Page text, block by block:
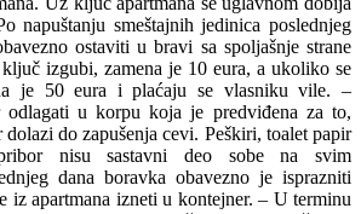
napuštanju smeštajnih jedinica poslednjeg
ostaviti u bravi sa spoljašnje strane
izgubi, zamena je 10 eura, a ukoliko se
je 50 eura i plaćaju se vlasniku vile. –
u korpu koja je predviđena za to,
do zapušenja cevi. Peškiri, toalet papir
nisu sastavni deo sobe na svim
dana boravka obavezno je isprazniti
iz apartmana izneti u kontejner. – U terminu